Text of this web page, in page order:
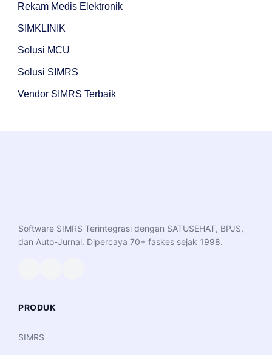
Rekam Medis Elektronik
SIMKLINIK
Solusi MCU
Solusi SIMRS
Vendor SIMRS Terbaik
Software SIMRS Terintegrasi dengan SATUSEHAT, BPJS,
dan Auto-Jurnal. Dipercaya 70+ faskes sejak 1998.
PRODUK
SIMRS